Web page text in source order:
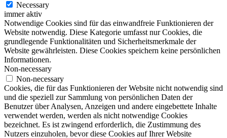
Necessary
immer aktiv
Notwendige Cookies sind für das einwandfreie Funktionieren der
Website notwendig. Diese Kategorie umfasst nur Cookies, die
grundlegende Funktionalitäten und Sicherheitsmerkmale der
Website gewährleisten. Diese Cookies speichern keine persönlichen
Informationen.
Non-necessary
Non-necessary
Cookies, die für das Funktionieren der Website nicht notwendig sind
und die speziell zur Sammlung von persönlichen Daten der
Benutzer über Analysen, Anzeigen und andere eingebettete Inhalte
verwendet werden, werden als nicht notwendige Cookies
bezeichnet. Es ist zwingend erforderlich, die Zustimmung des
Nutzers einzuholen, bevor diese Cookies auf Ihrer Website